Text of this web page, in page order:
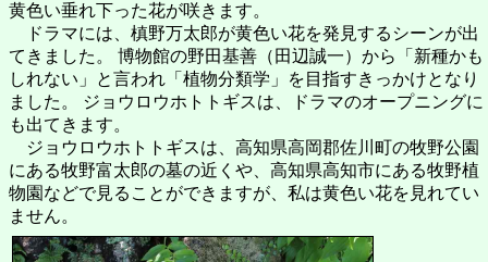
黄色い垂れ下った花が咲きます。
ドラマには、槙野万太郎が黄色い花を発見するシーンが出
てきました。 博物館の野田基善（田辺誠一）から「新種かも
しれない」と言われ「植物分類学」を目指すきっかけとなり
ました。 ジョウロウホトトギスは、ドラマのオープニングに
も出てきます。
ジョウロウホトトギスは、高知県高岡郡佐川町の牧野公園
にある牧野富太郎の墓の近くや、高知県高知市にある牧野植
物園などで見ることができますが、私は黄色い花を見れてい
ません。